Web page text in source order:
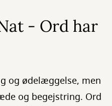
- Ord har
og ødelæggelse, men
og begejstring. Ord